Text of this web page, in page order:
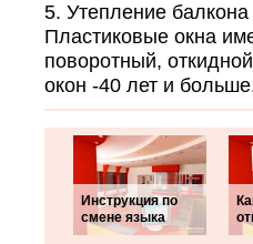
Утепление
Пластиковые окна
поворотный,
окон -40 лет и
Инструкция по
смене языка